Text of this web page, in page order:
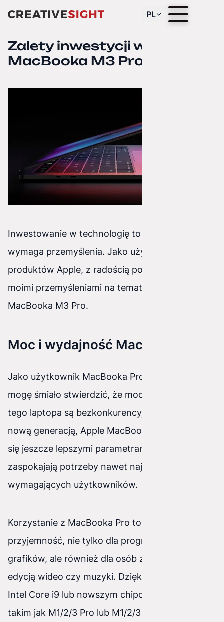
PL
Zalety inwestycji w
MacBooka M3 Pro
Inwestowanie w technologię to decyzja, która
wymaga przemyślenia. Jako użytkownik
produktów Apple, z radością podzielę się z Wami
moimi przemyśleniami na temat inwestycji w
MacBooka M3 Pro.
Moc i wydajność MacBooka Pro
Jako użytkownik MacBooka Pro od wielu lat,
mogę śmiało stwierdzić, że moc i wydajność
tego laptopa są bezkonkurencyjne. Z każdą
nową generacją, Apple MacBook Pro wyróżnia
się jeszcze lepszymi parametrami, które
zaspokajają potrzeby nawet najbardziej
wymagających użytkowników.
Korzystanie z MacBooka Pro to czysta
przyjemność, nie tylko dla programistów i
grafików, ale również dla osób zajmujących się
edycją wideo czy muzyki. Dzięki procesorom
Intel Core i9 lub nowszym chipom Apple Silicon,
takim jak M1/2/3 Pro lub M1/2/3 Max, MacBook